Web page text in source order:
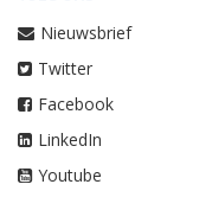
Nieuwsbrief
Twitter
Facebook
LinkedIn
Youtube